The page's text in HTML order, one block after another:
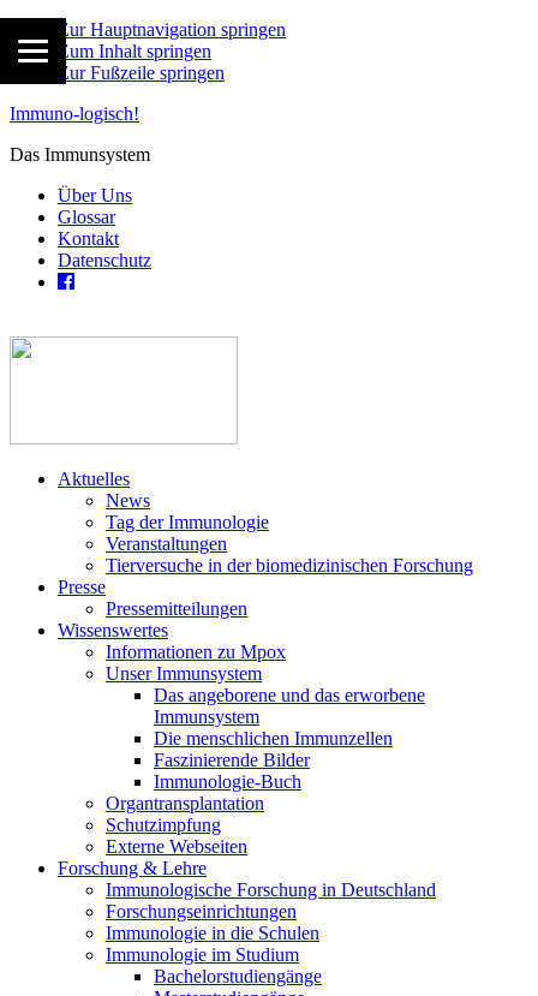
Zur Hauptnavigation springen
Zum Inhalt springen
Zur Fußzeile springen
Immuno-logisch!
Das Immunsystem
Über Uns
Glossar
Kontakt
Datenschutz
Aktuelles
News
Tag der Immunologie
Veranstaltungen
Tierversuche in der biomedizinischen Forschung
Presse
Pressemitteilungen
Wissenswertes
Informationen zu Mpox
Unser Immunsystem
Das angeborene und das erworbene
Immunsystem
Die menschlichen Immunzellen
Faszinierende Bilder
Immunologie-Buch
Organtransplantation
Schutzimpfung
Externe Webseiten
Forschung & Lehre
Immunologische Forschung in Deutschland
Forschungseinrichtungen
Immunologie in die Schulen
Immunologie im Studium
Bachelorstudiengänge